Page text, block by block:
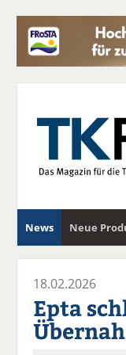
News Neue
18.02.2026
Epta